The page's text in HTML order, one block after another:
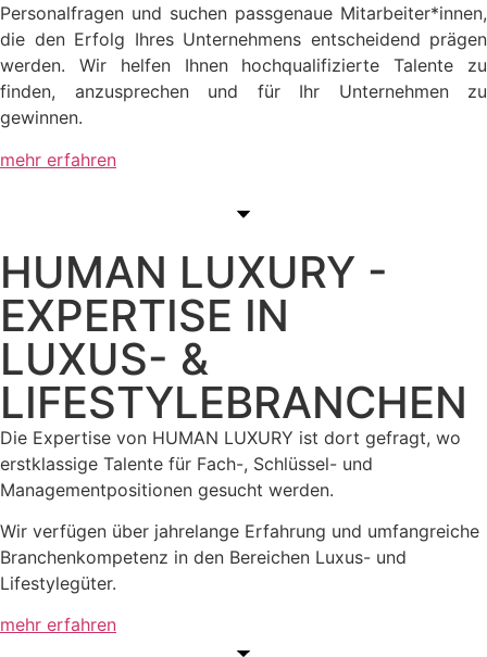
Personalfragen und suchen passgenaue Mitarbeiter*innen,
die den Erfolg Ihres Unternehmens entscheidend prägen
werden. Wir helfen Ihnen hochqualifizierte Talente zu
finden, anzusprechen und für Ihr Unternehmen zu
gewinnen.
mehr erfahren
HUMAN LUXURY -
EXPERTISE IN
LUXUS- &
LIFESTYLEBRANCHEN
Die Expertise von HUMAN LUXURY ist dort gefragt, wo
erstklassige Talente für Fach-, Schlüssel- und
Managementpositionen gesucht werden.
Wir verfügen über jahrelange Erfahrung und umfangreiche
Branchenkompetenz in den Bereichen Luxus- und
Lifestylegüter.
mehr erfahren